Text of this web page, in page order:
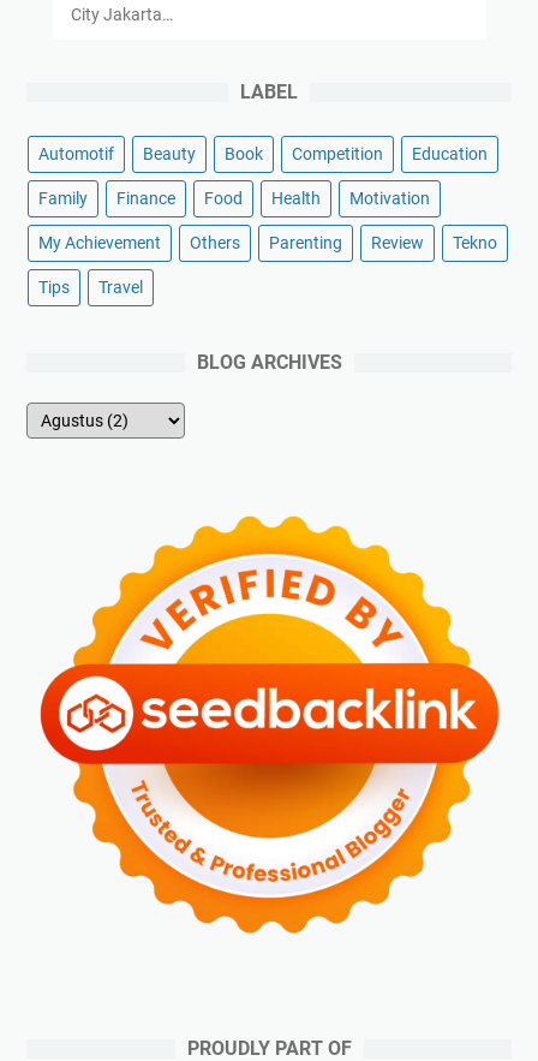
City Jakarta…
LABEL
Automotif Beauty Book Competition Education
Family Finance Food Health Motivation
My Achievement Others Parenting Review Tekno
Tips Travel
BLOG ARCHIVES
PROUDLY PART OF